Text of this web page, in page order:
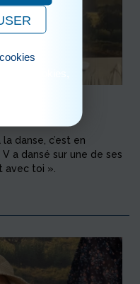
danse, c’est en
a dansé sur une de ses
avec toi ».